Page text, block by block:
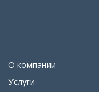
О компании
Услуги